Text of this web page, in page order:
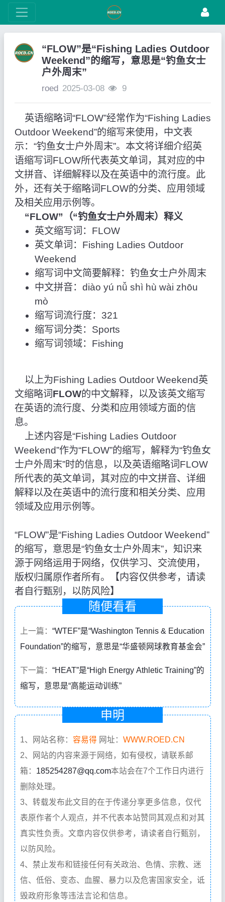
“FLOW”是“Fishing Ladies Outdoor
Weekend”的缩写，意思是“钓鱼女士
户外周末”
roed 2025-03-08 9
英语缩略词“FLOW”经常作为“Fishing Ladies
Outdoor Weekend”的缩写来使用，中文表
示：“钓鱼女士户外周末”。本文将详细介绍英
语缩写词FLOW所代表英文单词，其对应的中
文拼音、详细解释以及在英语中的流行度。此
外，还有关于缩略词FLOW的分类、应用领域
及相关应用示例等。
“FLOW”（“钓鱼女士户外周末）释义
英文缩写词：FLOW
英文单词：Fishing Ladies Outdoor
Weekend
缩写词中文简要解释：钓鱼女士户外周末
中文拼音：diào yú nǚ shì hù wài zhōu
mò
缩写词流行度：321
缩写词分类：Sports
缩写词领域：Fishing
以上为Fishing Ladies Outdoor Weekend英
文缩略词 FLOW的中文解释，以及该英文缩写
在英语的流行度、分类和应用领域方面的信
息。
上述内容是“Fishing Ladies Outdoor
Weekend”作为“FLOW”的缩写，解释为“钓鱼女
士户外周末”时的信息，以及英语缩略词FLOW
所代表的英文单词，其对应的中文拼音、详细
解释以及在英语中的流行度和相关分类、应用
领域及应用示例等。
“FLOW”是“Fishing Ladies Outdoor Weekend”
的缩写，意思是“钓鱼女士户外周末”，知识来
源于网络运用于网络，仅供学习、交流使用，
版权归属原作者所有。【内容仅供参考，请读
者自行甄别，以防风险】
随便看看
上一篇： “WTEF”是“Washington Tennis & Education
Foundation”的缩写，意思是“华盛顿网球教育基金会”
下一篇： “HEAT”是“High Energy Athletic Training”的
缩写，意思是“高能运动训练”
申明
1、网站名称： 容易得 网址： WWW.ROED.CN
2、网站的内容来源于网络，如有侵权，请联系邮
箱： 185254287@qq.com本站会在7个工作日内进行
删除处理。
3、转载发布此文目的在于传递分享更多信息，仅代
表原作者个人观点，并不代表本站赞同其观点和对其
真实性负责。文章内容仅供参考，请读者自行甄别，
以防风险。
4、禁止发布和链接任何有关政治、色情、宗教、迷
信、低俗、变态、血腥、暴力以及危害国家安全，诋
毁政府形象等违法言论和信息。